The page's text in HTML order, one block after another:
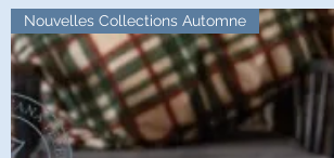
Nouvelles Collections Automne